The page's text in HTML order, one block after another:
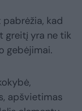
kad
greitį yra ne tik
gebėjimai.
apšvietimas